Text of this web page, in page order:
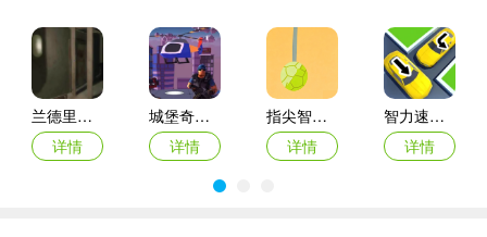
0292金冠城棋牌娱乐新版本玩法
捕鱼游戏技巧口诀分享
迎面而来要打头,背身而去不追尾
但凡玩过捕鱼的朋友都了解这么一个规律,向自己炮台迎面游过来的鱼
是最容易成功拿下的,而背对自己炮台向相反方向游动的鱼几乎是不可
兰德里纳河的隧道(恐怖逃生游戏)
详情
城堡奇袭最新安卓版
详情
指尖智力狂欢最新安卓版
详情
智力速战营最新安卓版
详情